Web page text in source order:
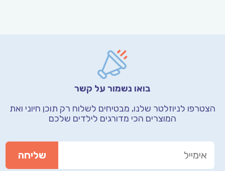
בואו נשמור על קשר
הצטרפו לניוזלטר שלנו, מבטיחים לשלוח רק תוכן חיוני ואת
המוצרים הכי מדורגים לילדים שלכם